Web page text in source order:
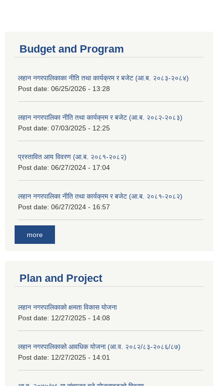
Budget and Program
लहान नगरपालिकाका नीति तथा कार्यक्रम र बजेट (आ.ब. २०८३-२०८४)
Post date: 06/25/2026 - 13:28
लहान नगरपालिका नीति तथा कार्यक्रम र बजेट (आ.ब. २०८२-२०८३)
Post date: 07/03/2025 - 12:25
प्रस्तावित आय विवरण (आ.ब. २०८१-२०८२)
Post date: 06/27/2024 - 17:04
लहान नगरपालिका नीति तथा कार्यक्रम र बजेट (आ.ब. २०८१-२०८२)
Post date: 06/27/2024 - 16:57
more
Plan and Project
लहान नगरपालिकाको क्षमता विकास योजना
Post date: 12/27/2025 - 14:08
लहान नगरपालिकाको आवधिक योजना (आ.व. २०८२/८३-२०८६/८७)
Post date: 12/27/2025 - 14:01